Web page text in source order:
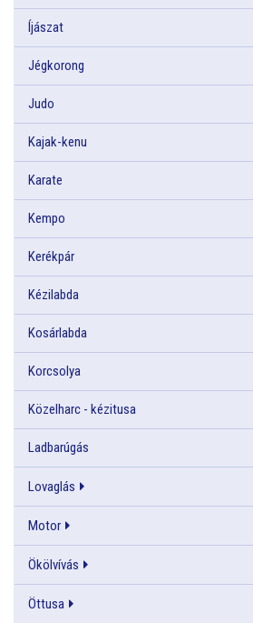
Íjászat
Jégkorong
Judo
Kajak-kenu
Karate
Kempo
Kerékpár
Kézilabda
Kosárlabda
Korcsolya
Közelharc - kézitusa
Ladbarúgás
Lovaglás
Motor
Ökölvívás
Öttusa